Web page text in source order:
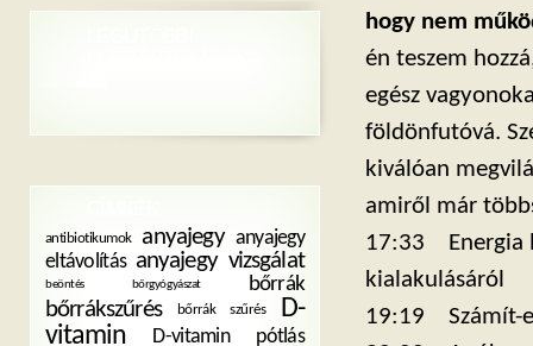
hogy nem
én teszem
egész
földönfutóvá.
kiválóan
amiről már
17:33 Energia
kialakulásáról
19:19 Számít-
antibiotikumok anyajegy anyajegy
eltávolítás anyajegy vizsgálat
beöntés bőrgyógyászat bőrrák
bőrrákszűrés bőrrák szűrés
D-
vitamin
D-vitamin pótlás